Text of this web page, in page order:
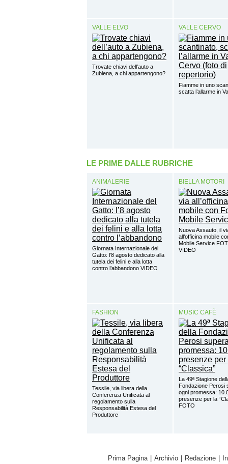
VALLE ELVO
Trovate chiavi dell’auto a
Zubiena, a chi appartengono?
VALLE CERVO
Fiamme in uno
scatta l’allarme in
LE PRIME DALLE RUBRICHE
ANIMALERIE
Giornata Internazionale del
Gatto: l’8 agosto dedicato alla
tutela dei felini e alla lotta
contro l’abbandono VIDEO
BIELLA MOTORI
Nuova Assauto, il
all’officina mobile
Mobile Service
VIDEO
FASHION
Tessile, via libera della
Conferenza Unificata al
regolamento sulla
Responsabilità Estesa del
Produttore
MUSIC CAFÈ
La 49ª Stagione
Fondazione Perosi
ogni promessa:
presenze per la
FOTO
Prima Pagina | Archivio | Redazione |